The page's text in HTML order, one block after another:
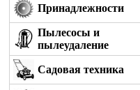
Принадлежности
Пылесосы и
пылеудаление
Садовая техника